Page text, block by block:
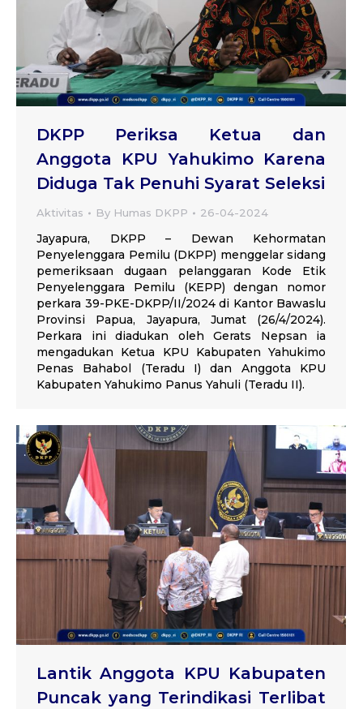
DKPP Periksa Ketua dan
Anggota KPU Yahukimo Karena
Diduga Tak Penuhi Syarat Seleksi
Aktivitas By Humas DKPP 26-04-2024
Jayapura, DKPP – Dewan Kehormatan
Penyelenggara Pemilu (DKPP) menggelar sidang
pemeriksaan dugaan pelanggaran Kode Etik
Penyelenggara Pemilu (KEPP) dengan nomor
perkara 39-PKE-DKPP/II/2024 di Kantor Bawaslu
Provinsi Papua, Jayapura, Jumat (26/4/2024).
Perkara ini diadukan oleh Gerats Nepsan ia
mengadukan Ketua KPU Kabupaten Yahukimo
Penas Bahabol (Teradu I) dan Anggota KPU
Kabupaten Yahukimo Panus Yahuli (Teradu II).
Lantik Anggota KPU Kabupaten
Puncak yang Terindikasi Terlibat